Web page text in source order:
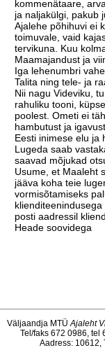
kommenätaare,
ja naljakülgi, pakub
Ajalehe põhihuvi ei
toimuvale, vaid
tervikuna. Kuu
Maamajandust ja
Iga lehenumbri
Talita ning tele- ja
Nii nagu Videviku,
rahuliku tooni,
poolest. Ometi ei
hambutust ja
Eesti inimese elu ja
Lugeda saab
saavad mõjukad
Usume, et Maaleht
jääva koha teie
vormisõtamiseks
posti aadressil
Heade soovidega
Väljaandja MTÜAjaleht
Tel/faks 672 0986, tel
Aadress: 10612,